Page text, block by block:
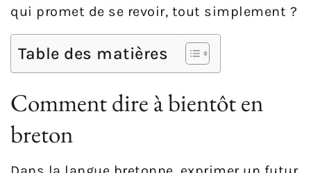
qui promet de se revoir, tout simplement ?
Table des matières
Comment dire à bientôt en
breton